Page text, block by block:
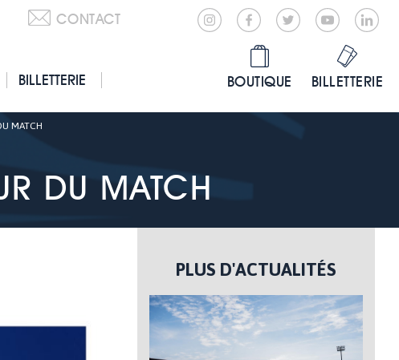
CONTACT
BILLETTERIE
BOUTIQUE BILLETTERIE
MATCH
DU MATCH
PLUS D'ACTUALITÉS